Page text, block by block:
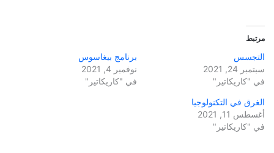
مرتبط
التجسس
سبتمبر 24, 2021
في "كاريكاتير"
برنامج بيغاسوس
نوفمبر 4, 2021
في "كاريكاتير"
الغرق في التكنولوجيا
أغسطس 11, 2021
في "كاريكاتير"